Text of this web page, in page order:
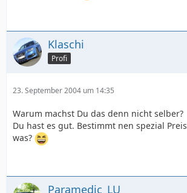
Klaschi
Profi
23. September 2004 um 14:35
Warum machst Du das denn nicht selber?
Du hast es gut. Bestimmt nen spezial
was?
Paramedic_LU